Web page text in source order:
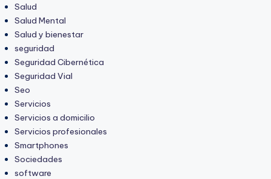
Salud
Salud Mental
Salud y bienestar
seguridad
Seguridad Cibernética
Seguridad Vial
Seo
Servicios
Servicios a domicilio
Servicios profesionales
Smartphones
Sociedades
software